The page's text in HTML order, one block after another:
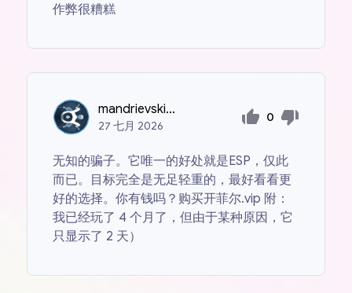
作弊很糟糕
mandrievskij565
27七月 2026
0
无知的骗子。它唯一的好处就是ESP，仅此
而已。目标完全是无足轻重的，最好看看更
好的选择。你有钱吗？购买开菲尔.vip 附：
我已经玩了 4 个月了，但由于某种原因，它
只显示了 2 天）